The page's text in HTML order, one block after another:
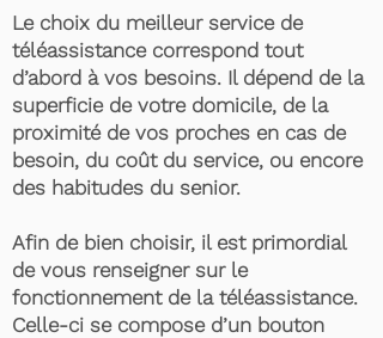
Le choix du meilleur service de
téléassistance correspond tout
d’abord à vos besoins. Il dépend de la
superficie de votre domicile, de la
proximité de vos proches en cas de
besoin, du coût du service, ou encore
des habitudes du senior.
Afin de bien choisir, il est primordial
de vous renseigner sur le
fonctionnement de la téléassistance.
Celle-ci se compose d’un bouton